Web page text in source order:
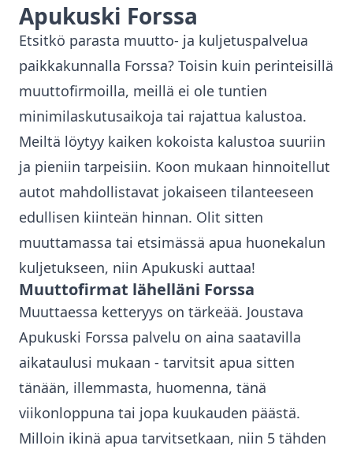
Apukuski Forssa
Etsitkö parasta muutto- ja kuljetuspalvelua
paikkakunnalla Forssa? Toisin kuin perinteisillä
muuttofirmoilla, meillä ei ole tuntien
minimilaskutusaikoja tai rajattua kalustoa.
Meiltä löytyy kaiken kokoista kalustoa suuriin
ja pieniin tarpeisiin. Koon mukaan hinnoitellut
autot mahdollistavat jokaiseen tilanteeseen
edullisen kiinteän hinnan. Olit sitten
muuttamassa tai etsimässä apua huonekalun
kuljetukseen, niin Apukuski auttaa!
Muuttofirmat lähelläni Forssa
Muuttaessa ketteryys on tärkeää. Joustava
Apukuski Forssa palvelu on aina saatavilla
aikataulusi mukaan - tarvitsit apua sitten
tänään, illemmasta, huomenna, tänä
viikonloppuna tai jopa kuukauden päästä.
Milloin ikinä apua tarvitsetkaan, niin 5 tähden